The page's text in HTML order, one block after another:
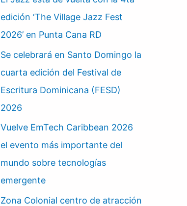
edición ‘The Village Jazz Fest
2026’ en Punta Cana RD
Se celebrará en Santo Domingo la
cuarta edición del Festival de
Escritura Dominicana (FESD)
2026
Vuelve EmTech Caribbean 2026
el evento más importante del
mundo sobre tecnologías
emergente
Zona Colonial centro de atracción